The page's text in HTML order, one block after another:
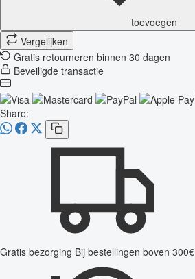
toevoegen
Vergelijken
Gratis retourneren binnen 30 dagen
Beveiligde transactie
Share:
Gratis bezorging Bij bestellingen boven 300€